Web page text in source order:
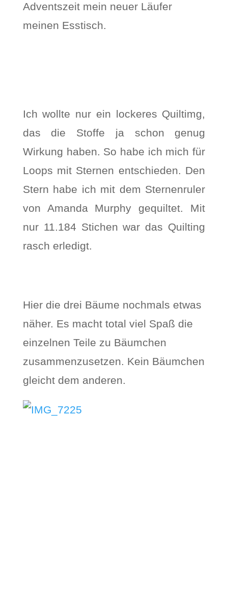
Adventszeit mein neuer Läufer
meinen Esstisch.
Ich wollte nur ein lockeres Quiltimg,
das die Stoffe ja schon genug
Wirkung haben. So habe ich mich für
Loops mit Sternen entschieden. Den
Stern habe ich mit dem Sternenruler
von Amanda Murphy gequiltet. Mit
nur 11.184 Stichen war das Quilting
rasch erledigt.
Hier die drei Bäume nochmals etwas
näher. Es macht total viel Spaß die
einzelnen Teile zu Bäumchen
zusammenzusetzen. Kein Bäumchen
gleicht dem anderen.